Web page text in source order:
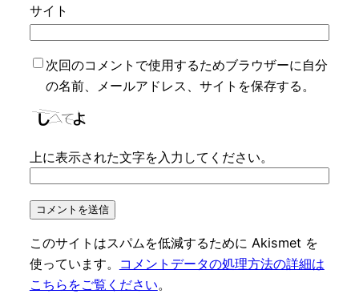
サイト
次回のコメントで使用するためブラウザーに自分
の名前、メールアドレス、サイトを保存する。
上に表示された文字を入力してください。
このサイトはスパムを低減するために Akismet を
使っています。
コメントデータの処理方法の詳細は
こちらをご覧ください。